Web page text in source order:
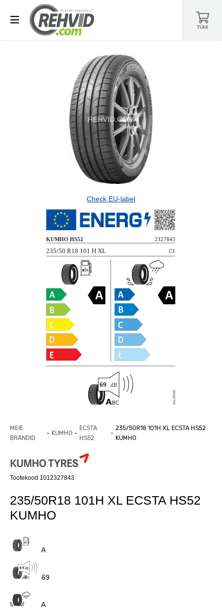
TÜHI
MEIE
BRÄNDID
KUMHO
ECSTA
HS52
235/50R18 101H XL ECSTA HS52
KUMHO
Tootekood 1012327843
235/50R18 101H XL ECSTA HS52
KUMHO
A
69
A
Check EU-label